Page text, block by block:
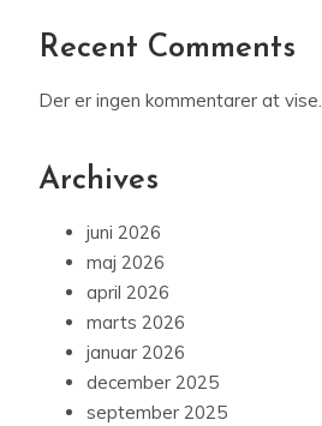
Recent Comments
Der er ingen kommentarer at vise.
Archives
juni 2026
maj 2026
april 2026
marts 2026
januar 2026
december 2025
september 2025